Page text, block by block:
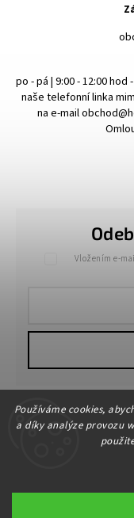
Používáme cookies,
a díky analýze provozu
Vložením e-
po - pá | 9:00 - 12:00 hod
naše telefonní linka
na e-mail